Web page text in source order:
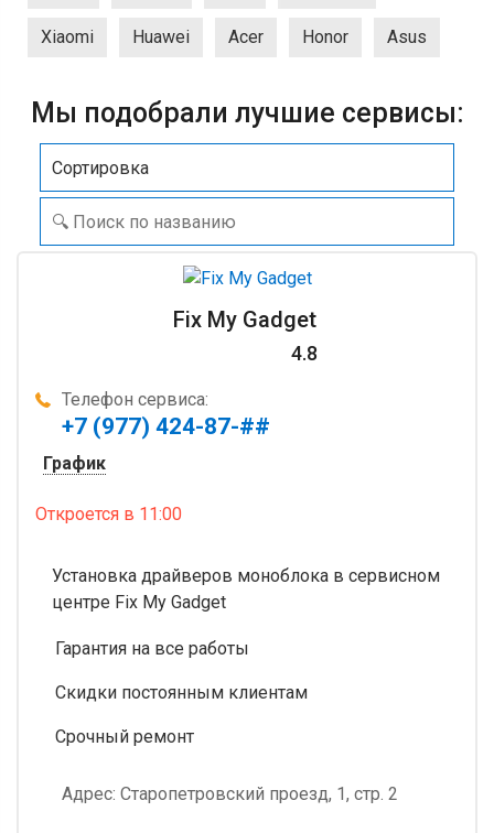
Xiaomi Huawei Acer Honor Asus
Мы подобрали лучшие сервисы:
Сортировка
Fix My Gadget
4.8
Телефон сервиса:
+7 (977) 424-87-##
График
Откроется в 11:00
Установка драйверов моноблока в сервисном
центре Fix My Gadget
Гарантия на все работы
Скидки постоянным клиентам
Срочный ремонт
Адрес: Старопетровский проезд, 1, стр. 2